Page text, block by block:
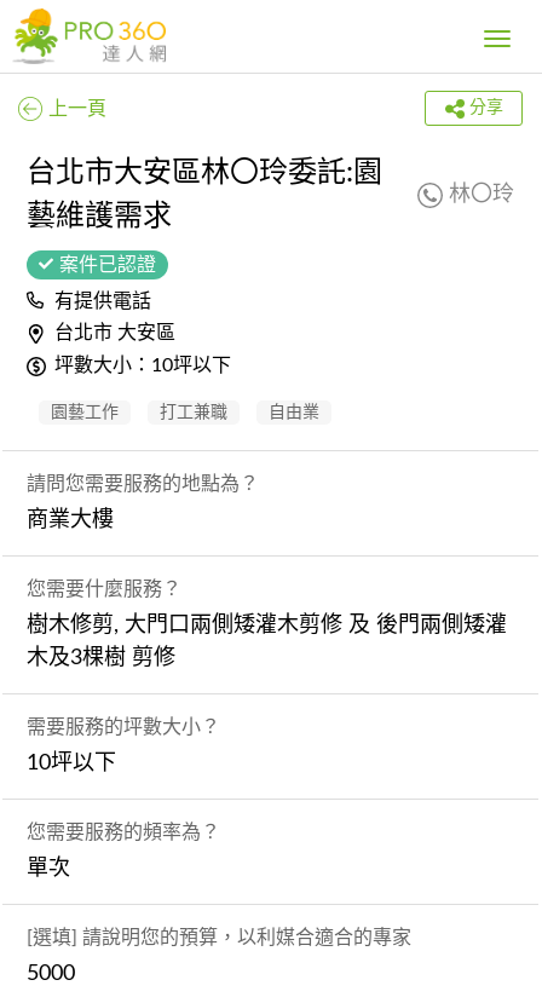
Toggle
上一頁 分享
台北市大安區林〇玲委託:園
藝維護需求
林〇玲
案件已認證
有提供電話
台北市 大安區
坪數大小：10坪以下
園藝工作 打工兼職 自由業
請問您需要服務的地點為？
商業大樓
您需要什麼服務？
樹木修剪, 大門口兩側矮灌木剪修 及 後門兩側矮灌
木及3棵樹 剪修
需要服務的坪數大小？
10坪以下
您需要服務的頻率為？
單次
[選填] 請說明您的預算，以利媒合適合的專家
5000